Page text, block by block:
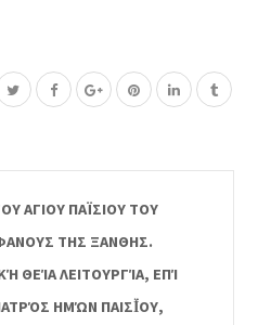
ΑΓΙΟΥ ΠΑΪΣΙΟΥ ΤΟΥ
ΤΗΣ ΞΑΝΘΗΣ.
ΘΕΊΑ ΛΕΙΤΟΥΡΓΊΑ, ΕΠΊ
ΗΜΏΝ ΠΑΙΣΪ́ΟΥ, ΙΕ